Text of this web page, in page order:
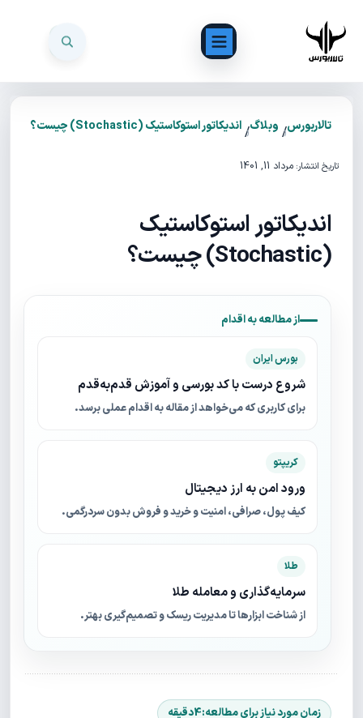
تالاربورس/ وبلاگ/اندیکاتور استوکاستیک (Stochastic) چیست؟
تاریخ انتشار: مرداد 11, 1401
اندیکاتور استوکاستیک
(Stochastic) چیست؟
از مطالعه به اقدام
بورس ایران
شروع درست با کد بورسی و آموزش قدم‌به‌قدم
برای کاربری که می‌خواهد از مقاله به اقدام عملی برسد.
کریپتو
ورود امن به ارز دیجیتال
کیف پول، صرافی، امنیت و خرید و فروش بدون سردرگمی.
طلا
سرمایه‌گذاری و معامله طلا
از شناخت ابزارها تا مدیریت ریسک و تصمیم‌گیری بهتر.